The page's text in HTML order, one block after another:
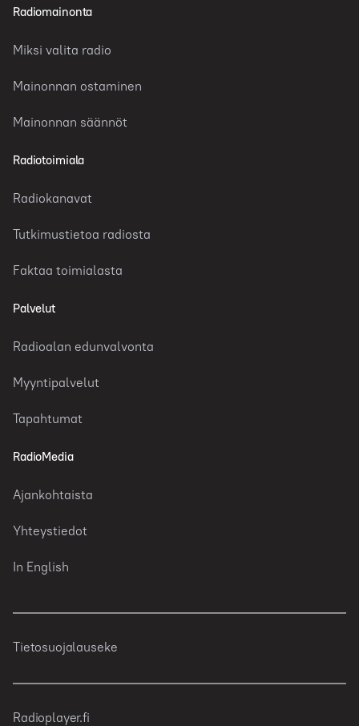
Radiomainonta
Miksi valita radio
Mainonnan ostaminen
Mainonnan säännöt
Radiotoimiala
Radiokanavat
Tutkimustietoa radiosta
Faktaa toimialasta
Palvelut
Radioalan edunvalvonta
Myyntipalvelut
Tapahtumat
RadioMedia
Ajankohtaista
Yhteystiedot
In English
Tietosuojalauseke
Radioplayer.fi